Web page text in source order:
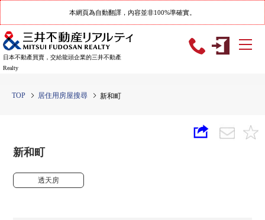
本網頁為自動翻譯，內容並非100%準確實。
日本不動產買賣，交給龍頭企業的三井不動產
Realty
TOP 居住用房屋搜尋 新和町
新和町
透天房